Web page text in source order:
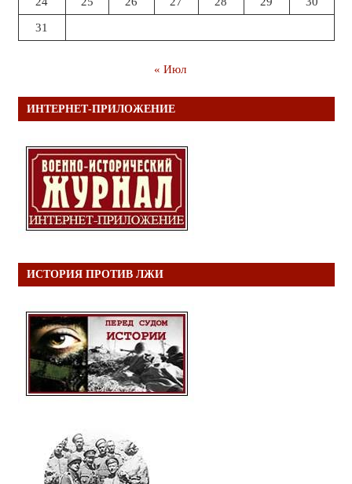
31
« Июл
ИНТЕРНЕТ-ПРИЛОЖЕНИЕ
ИСТОРИЯ ПРОТИВ ЛЖИ